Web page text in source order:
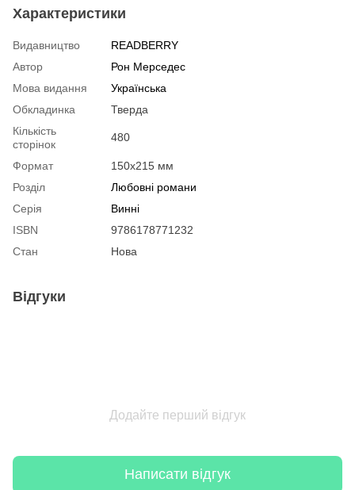
Характеристики
Видавництво
READBERRY
Автор
Рон Мерседес
Мова видання
Українська
Обкладинка
Тверда
Кількість
сторінок
480
Формат
150x215 мм
Розділ
Любовні романи
Серія
Винні
ISBN
9786178771232
Стан
Нова
Відгуки
Додайте перший відгук
Написати відгук